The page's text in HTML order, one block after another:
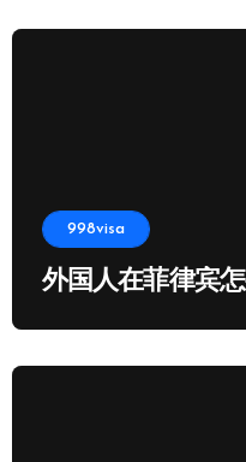
998visa
外国人在菲律宾